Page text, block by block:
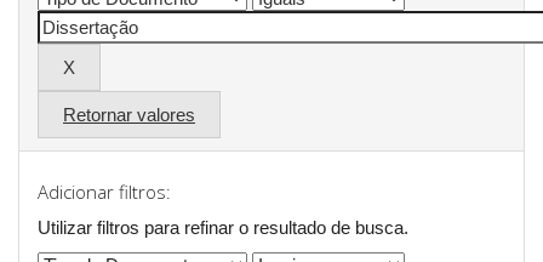
Retornar valores
Adicionar filtros:
Utilizar filtros para refinar o resultado de busca.